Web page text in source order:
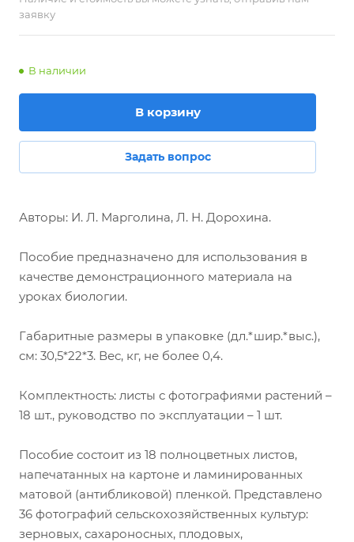
заявку
В наличии
В корзину
Задать вопрос
Авторы: И. Л. Марголина, Л. Н. Дорохина.
Пособие предназначено для использования в
качестве демонстрационного материала на
уроках биологии.
Габаритные размеры в упаковке (дл.*шир.*выс.),
см: 30,5*22*3. Вес, кг, не более 0,4.
Комплектность: листы с фотографиями растений –
18 шт., руководство по эксплуатации – 1 шт.
Пособие состоит из 18 полноцветных листов,
напечатанных на картоне и ламинированных
матовой (антибликовой) пленкой. Представлено
36 фотографий сельскохозяйственных культур:
зерновых, сахароносных, плодовых,